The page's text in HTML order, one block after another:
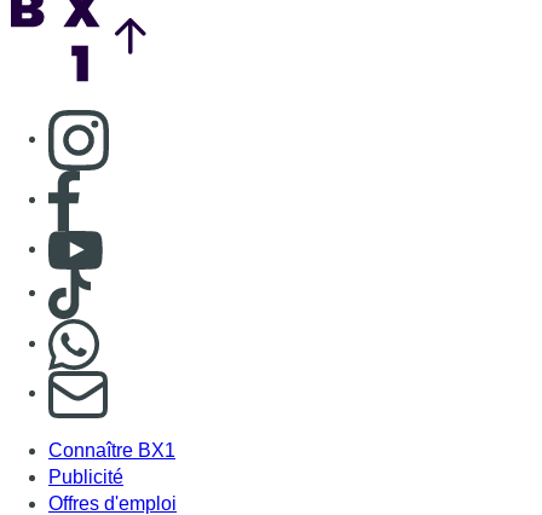
S'abonner à notre newsletter
Connaître BX1
Publicité
Offres d'emploi
Contact
Mentions légales
Politique de cookies (UE)
Gérer les cookies